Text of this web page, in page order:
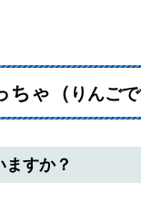
ちゃ（ りんご
すか？